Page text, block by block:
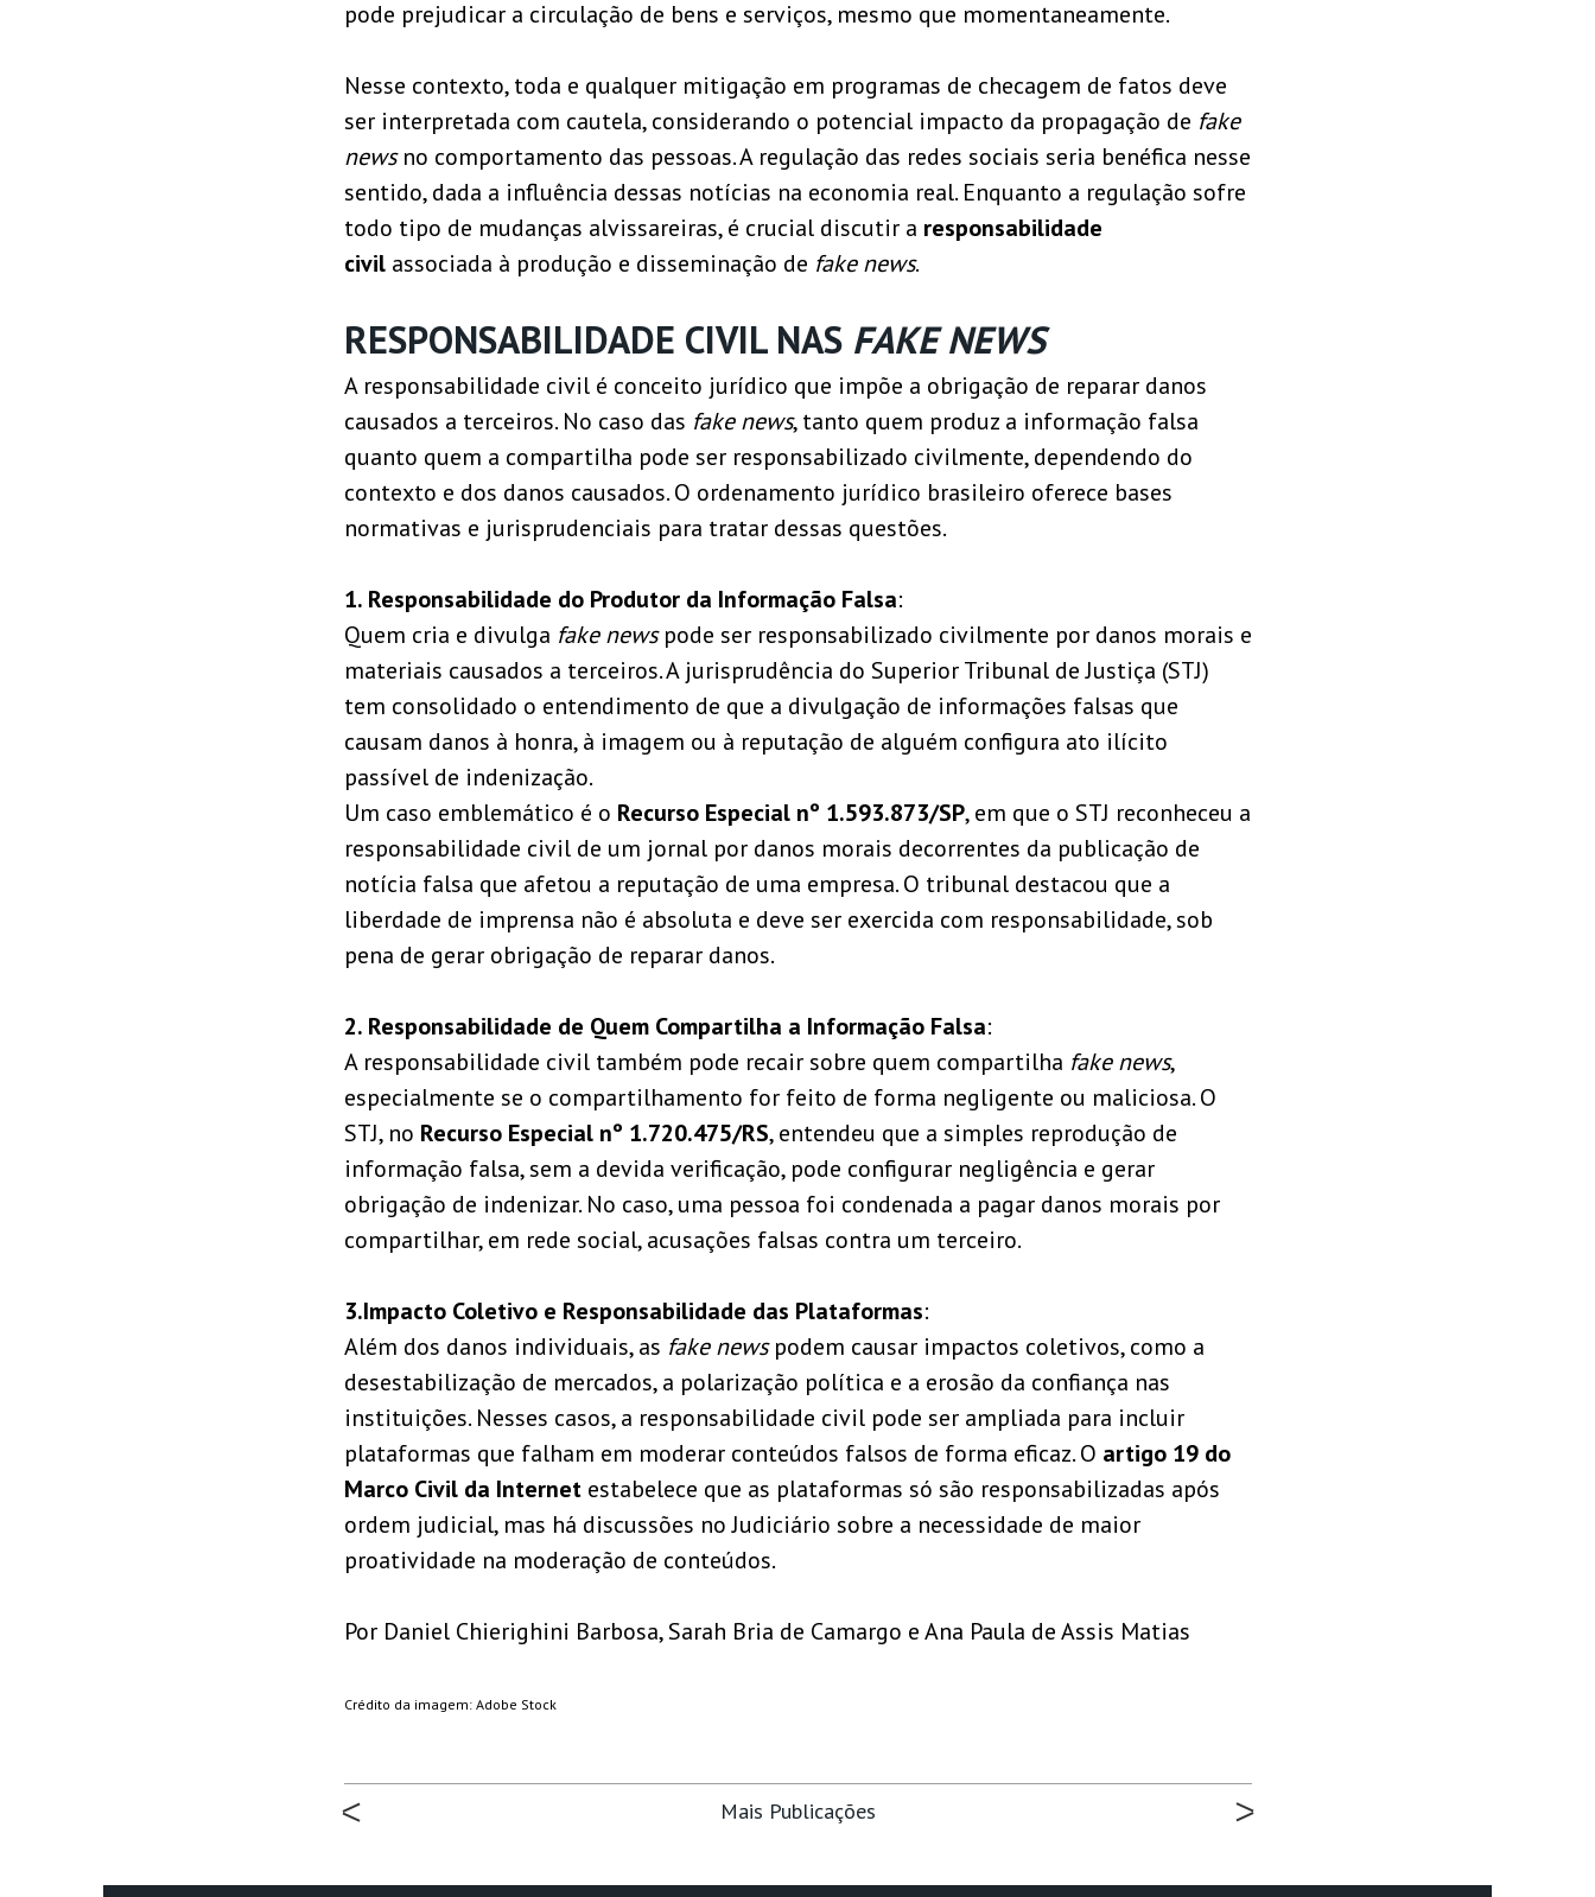
pode prejudicar a circulação de bens e serviços, mesmo que momentaneamente.
Nesse contexto, toda e qualquer mitigação em programas de checagem de fatos deve
ser interpretada com cautela, considerando o potencial impacto da propagação de fake
newsno comportamento das pessoas. A regulação das redes sociais seria benéfica nesse
sentido, dada a influência dessas notícias na economia real. Enquanto a regulação sofre
todo tipo de mudanças alvissareiras, é crucial discutir a responsabilidade
civilassociada à produção e disseminação de fake news.
RESPONSABILIDADE CIVIL NAS FAKE NEWS
A responsabilidade civil é conceito jurídico que impõe a obrigação de reparar danos
causados a terceiros. No caso das fake news, tanto quem produz a informação falsa
quanto quem a compartilha pode ser responsabilizado civilmente, dependendo do
contexto e dos danos causados. O ordenamento jurídico brasileiro oferece bases
normativas e jurisprudenciais para tratar dessas questões.
1. Responsabilidade do Produtor da Informação Falsa:
Quem cria e divulga fake newspode ser responsabilizado civilmente por danos morais e
materiais causados a terceiros. A jurisprudência do Superior Tribunal de Justiça (STJ)
tem consolidado o entendimento de que a divulgação de informações falsas que
causam danos à honra, à imagem ou à reputação de alguém configura ato ilícito
passível de indenização.
Um caso emblemático é o Recurso Especial nº 1.593.873/SP, em que o STJ reconheceu a
responsabilidade civil de um jornal por danos morais decorrentes da publicação de
notícia falsa que afetou a reputação de uma empresa. O tribunal destacou que a
liberdade de imprensa não é absoluta e deve ser exercida com responsabilidade, sob
pena de gerar obrigação de reparar danos.
2. Responsabilidade de Quem Compartilha a Informação Falsa:
A responsabilidade civil também pode recair sobre quem compartilha fake news,
especialmente se o compartilhamento for feito de forma negligente ou maliciosa. O
STJ, no Recurso Especial nº 1.720.475/RS, entendeu que a simples reprodução de
informação falsa, sem a devida verificação, pode configurar negligência e gerar
obrigação de indenizar. No caso, uma pessoa foi condenada a pagar danos morais por
compartilhar, em rede social, acusações falsas contra um terceiro.
3.Impacto Coletivo e Responsabilidade das Plataformas:
Além dos danos individuais, as fake newspodem causar impactos coletivos, como a
desestabilização de mercados, a polarização política e a erosão da confiança nas
instituições. Nesses casos, a responsabilidade civil pode ser ampliada para incluir
plataformas que falham em moderar conteúdos falsos de forma eficaz. O artigo 19 do
Marco Civil da Internetestabelece que as plataformas só são responsabilizadas após
ordem judicial, mas há discussões no Judiciário sobre a necessidade de maior
proatividade na moderação de conteúdos.
Por Daniel Chierighini Barbosa, Sarah Bria de Camargo e Ana Paula de Assis Matias
Crédito da imagem: Adobe Stock
Mais Publicações